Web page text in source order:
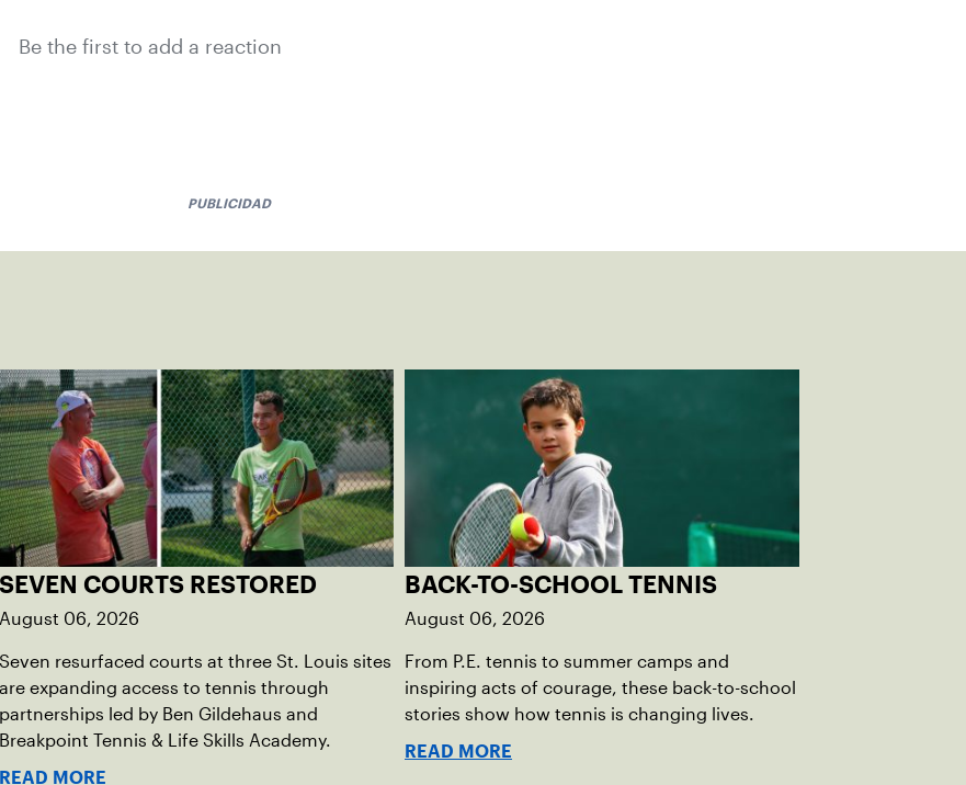
Be the first to add a reaction
PUBLICIDAD
SEVEN COURTS RESTORED
August 06, 2026
Seven resurfaced courts at three St. Louis sites
are expanding access to tennis through
partnerships led by Ben Gildehaus and
Breakpoint Tennis & Life Skills Academy.
READ MORE
BACK-TO-SCHOOL TENNIS
August 06, 2026
From P.E. tennis to summer camps and
inspiring acts of courage, these back-to-school
stories show how tennis is changing lives.
READ MORE